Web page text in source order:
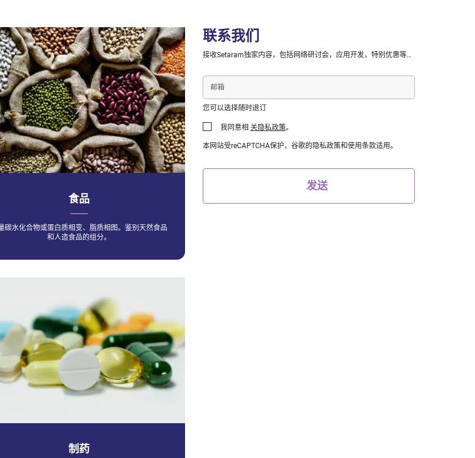
食品
碳水化合物或蛋白质相变、脂质相图。鉴别天然食品
和人造食品的组分。
制药
联系我们
接收Setaram独家内容，包括网络研讨会，应用开发，特别优惠等…
邮
您可以选择随时退订
我同意相 关隐私政策。
本网站受reCAPTCHA保护，谷歌的隐私政策和使用条款适用。
发送